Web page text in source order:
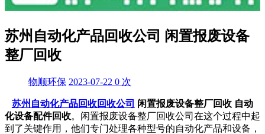
苏州自动化产品回收公司 闲置报废设备
整厂回收
物顺环保 2023-07-22 0 次
苏州自动化产品回收回收公司 闲置报废设备整厂回收 自动
化设备配件回收。闲置报废设备整厂回收公司在这个过程中起
到了关键作用，他们专门处理各种型号的自动化产品和设备，